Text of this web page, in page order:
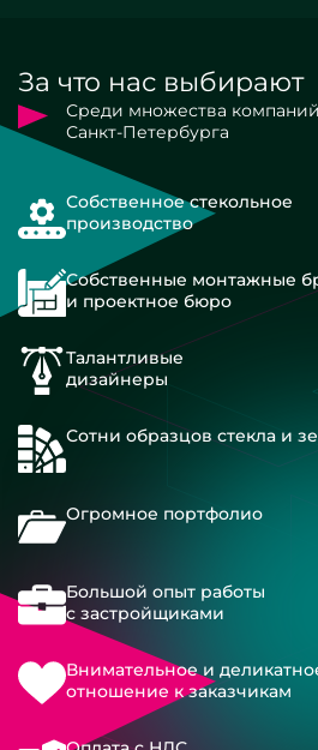
За что нас выбирают
Среди множества компаний
Санкт-Петербурга
Собственное стекольное
производство
Собственные монтажные
и проектное бюро
Талантливые
дизайнеры
Сотни образцов стекла и
Огромное портфолио
Большой опыт работы
с застройщиками
Внимательное и
отношение к заказчикам